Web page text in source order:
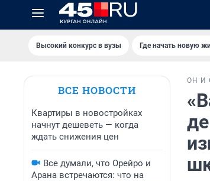
Высокий конкурс в вузы Где начать новую
ВСЕ НОВОСТИ
Квартиры в новостройках
начнут дешеветь — когда
ждать снижения цен
Все думали, что Орейро и
Арана встречаются: что на
ОН И